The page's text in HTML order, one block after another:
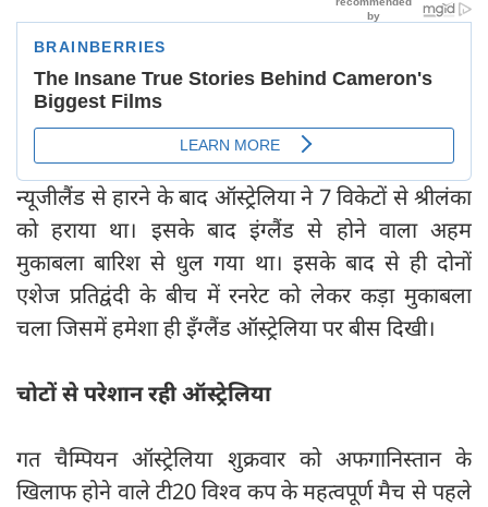
न्यूजीलैंड से हारने के बाद ऑस्ट्रेलिया ने 7 विकेटों से श्रीलंका
को हराया था। इसके बाद इंग्लैंड से होने वाला अहम
मुकाबला बारिश से धुल गया था। इसके बाद से ही दोनों
एशेज प्रतिद्वंदी के बीच में रनरेट को लेकर कड़ा मुकाबला
चला जिसमें हमेशा ही इँग्लैंड ऑस्ट्रेलिया पर बीस दिखी।
चोटों से परेशान रही ऑस्ट्रेलिया
गत चैम्पियन ऑस्ट्रेलिया शुक्रवार को अफगानिस्तान के
खिलाफ होने वाले टी20 विश्व कप के महत्वपूर्ण मैच से पहले